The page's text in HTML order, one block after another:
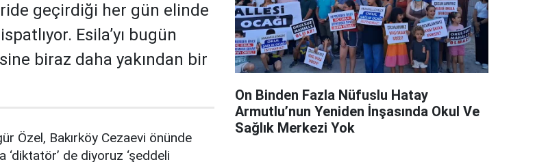
geçirdiği her gün elinde
Esila’yı bugün
biraz daha yakından bir
Özel, Bakırköy Cezaevi önünde
‘diktatör’ de diyoruz ‘şeddeli
On Binden Fazla Nüfuslu Hatay
Armutlu’nun Yeniden İnşasında Okul Ve
Sağlık Merkezi Yok